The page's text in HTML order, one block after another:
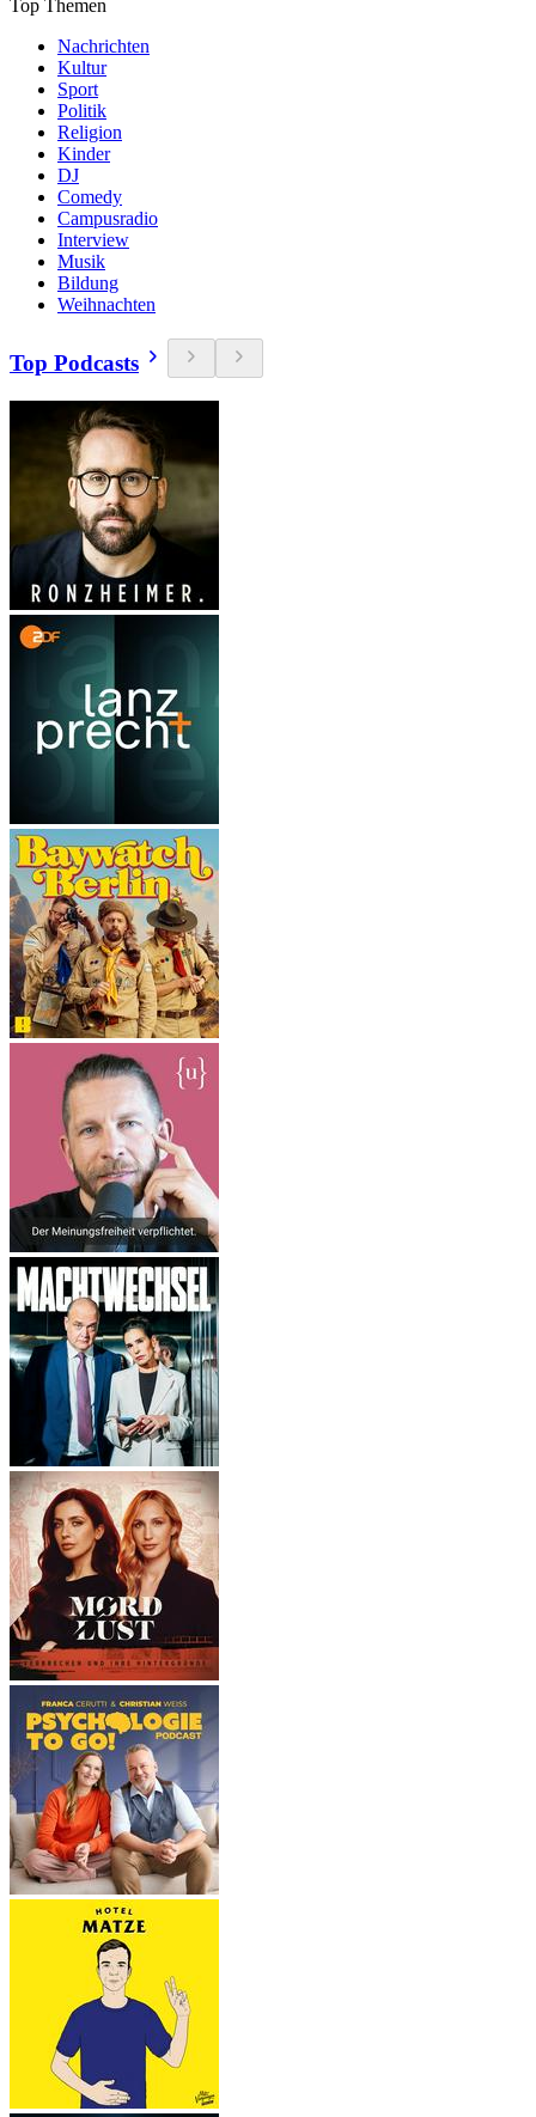
Top Themen
Nachrichten
Kultur
Sport
Politik
Religion
Kinder
DJ
Comedy
Campusradio
Interview
Musik
Bildung
Weihnachten
Top Podcasts